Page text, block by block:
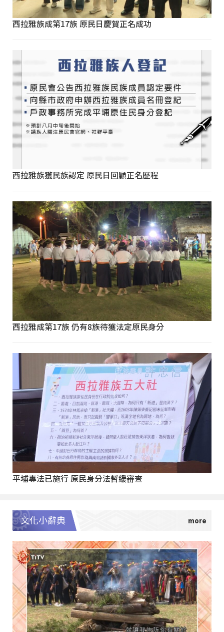
西拉雅族成第17族 原民日慶賀正名成功
西拉雅族獲民族認定 原民日回顧正名歷程
西拉雅成第17族 仍有8族待獲法定原民身分
平埔專法已施行 原民身分法暫緩審查
文化小辭典